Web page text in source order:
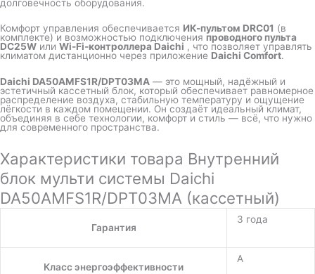
долговечность оборудования.
Комфорт управления обеспечивается ИК-пультом DRC01 (в
комплекте) и возможностью подключения проводного пульта
DC25W или Wi-Fi-контроллера Daichi , что позволяет управлять
климатом дистанционно через приложение Daichi Comfort.
Daichi DA50AMFS1R/DPT03MA — это мощный, надёжный и
эстетичный кассетный блок, который обеспечивает равномерное
распределение воздуха, стабильную температуру и ощущение
лёгкости в каждом помещении. Он создаёт идеальный климат,
объединяя в себе технологии, комфорт и стиль — всё, что нужно
для современного пространства.
Характеристики товара Внутренний
блок мульти системы Daichi
DA50AMFS1R/DPT03MA (кассетный)
Гарантия
3 года
Класс энергоэффективности
A